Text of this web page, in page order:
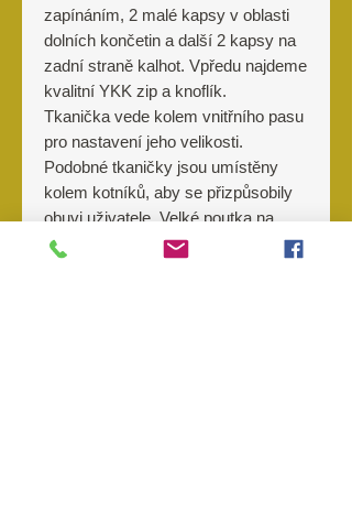
zapínáním, 2 malé kapsy v oblasti
dolních končetin a další 2 kapsy na
zadní straně kalhot. Vpředu najdeme
kvalitní YKK zip a knoflík.
Tkanička vede kolem vnitřního pasu
pro nastavení jeho velikosti.
Podobné tkaničky jsou umístěny
kolem kotníků, aby se přizpůsobily
obuvi uživatele. Velké poutka na
opasek umožňují použití široké